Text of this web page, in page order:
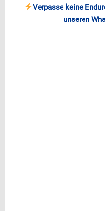
Verpasse keine
unseren